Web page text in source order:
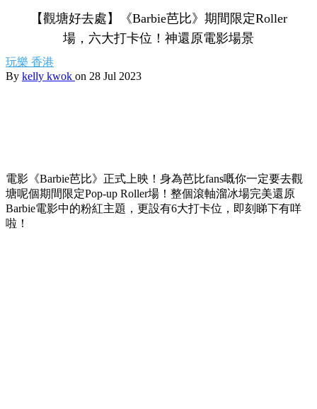
【觀塘好去處】《Barbie芭比》期間限定Roller
場，六大打卡位！神還原電影場景
玩樂 香港
By kelly kwok on 28 Jul 2023
電影《Barbie芭比》正式上映！身為芭比fans嘅你一定要去觀
塘呢個期間限定Pop-up Roller場！整個滾軸溜冰場完美還原
Barbie電影中的粉紅主題，更設有6大打卡位，即刻睇下有咩
啦！